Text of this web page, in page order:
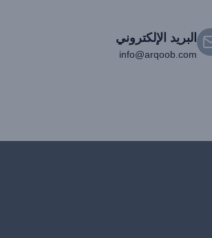
البريد الإلكتروني
info@arqoob.com